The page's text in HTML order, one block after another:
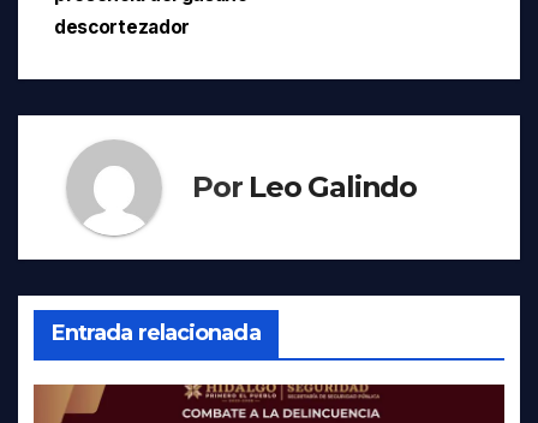
descortezador
Por Leo Galindo
Entrada relacionada